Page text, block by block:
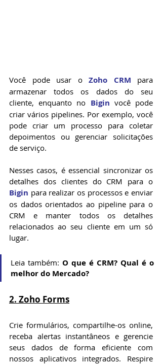
Você pode usar o Zoho CRM para
armazenar todos os dados do seu
cliente, enquanto no Bigin você pode
criar vários pipelines. Por exemplo, você
pode criar um processo para coletar
depoimentos ou gerenciar solicitações
de serviço.
Nesses casos, é essencial sincronizar os
Bigin para realizar os processos e enviar
os dados orientados ao pipeline para o
CRM e manter todos os detalhes
relacionados ao seu cliente em um só
lugar.
Leia também: O que é CRM? Qual é o
melhor do Mercado?
2. Zoho Forms
Crie formulários, compartilhe-os online,
receba alertas instantâneos e gerencie
seus dados de forma eficiente com
nossos aplicativos integrados. Respire